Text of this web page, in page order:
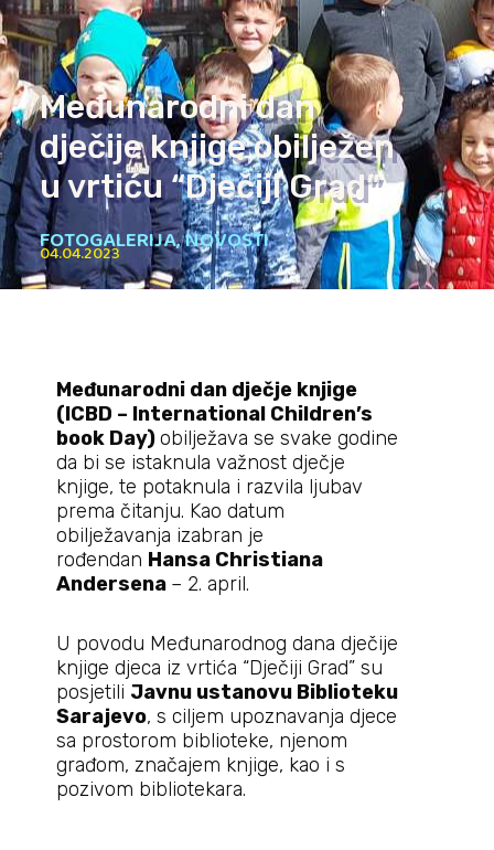
Međunarodni dan
dječije knjige obilježen
u vrtiću “Dječiji Grad”
FOTOGALERIJA,NOVOSTI
04.04.2023
Međunarodni dan dječje knjige
(ICBD – International Children’s
book Day)obilježava se svake godine
da bi se istaknula važnost dječje
knjige, te potaknula i razvila ljubav
prema čitanju. Kao datum
obilježavanja izabran je
rođendan Hansa Christiana
Andersena – 2. april.
U povodu Međunarodnog dana dječije
knjige djeca iz vrtića “Dječiji Grad” su
posjetili Javnu ustanovu Biblioteku
Sarajevo, s ciljem upoznavanja djece
sa prostorom biblioteke, njenom
građom, značajem knjige, kao i s
pozivom bibliotekara.